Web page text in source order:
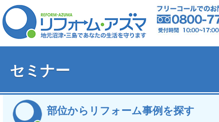
セミナー
部位からリフォーム事例を探す